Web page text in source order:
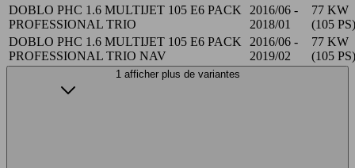
DOBLO PHC 1.6 MULTIJET 105 E6 PACK
PROFESSIONAL TRIO
2016/06 -
2018/01
77 KW
(105 PS)
DOBLO PHC 1.6 MULTIJET 105 E6 PACK
PROFESSIONAL TRIO NAV
2016/06 -
2019/02
77 KW
(105 PS)
1 afficher plus de variantes